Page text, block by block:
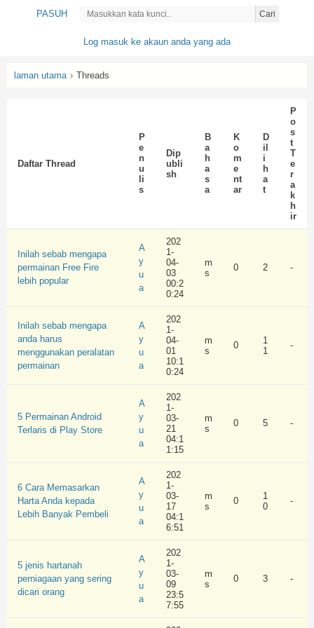
PASUH Cari
Log masuk ke akaun anda yang ada
laman utama › Threads
Daftar Thread
P
e
n
u
li
s
Dip
ubli
sh
B
a
h
a
s
a
K
o
m
e
nt
ar
D
il
i
h
a
t
P
o
s
t
T
e
r
a
k
h
ir
Inilah sebab mengapa
permainan Free Fire
lebih popular
A
y
u
a
202
1-
04-
03
00:2
0:24
m
s
0 2 -
Inilah sebab mengapa
anda harus
menggunakan peralatan
permainan
A
y
u
a
202
1-
04-
01
10:1
0:24
m
s
0
1
1
-
5 Permainan Android
Terlaris di Play Store
A
y
u
a
202
1-
03-
21
04:1
1:15
m
s
0 5 -
6 Cara Memasarkan
Harta Anda kepada
Lebih Banyak Pembeli
A
y
u
a
202
1-
03-
17
04:1
6:51
m
s
0
1
0
-
5 jenis hartanah
perniagaan yang sering
dicari orang
A
y
u
a
202
1-
03-
09
23:5
7:55
m
s
0 3 -